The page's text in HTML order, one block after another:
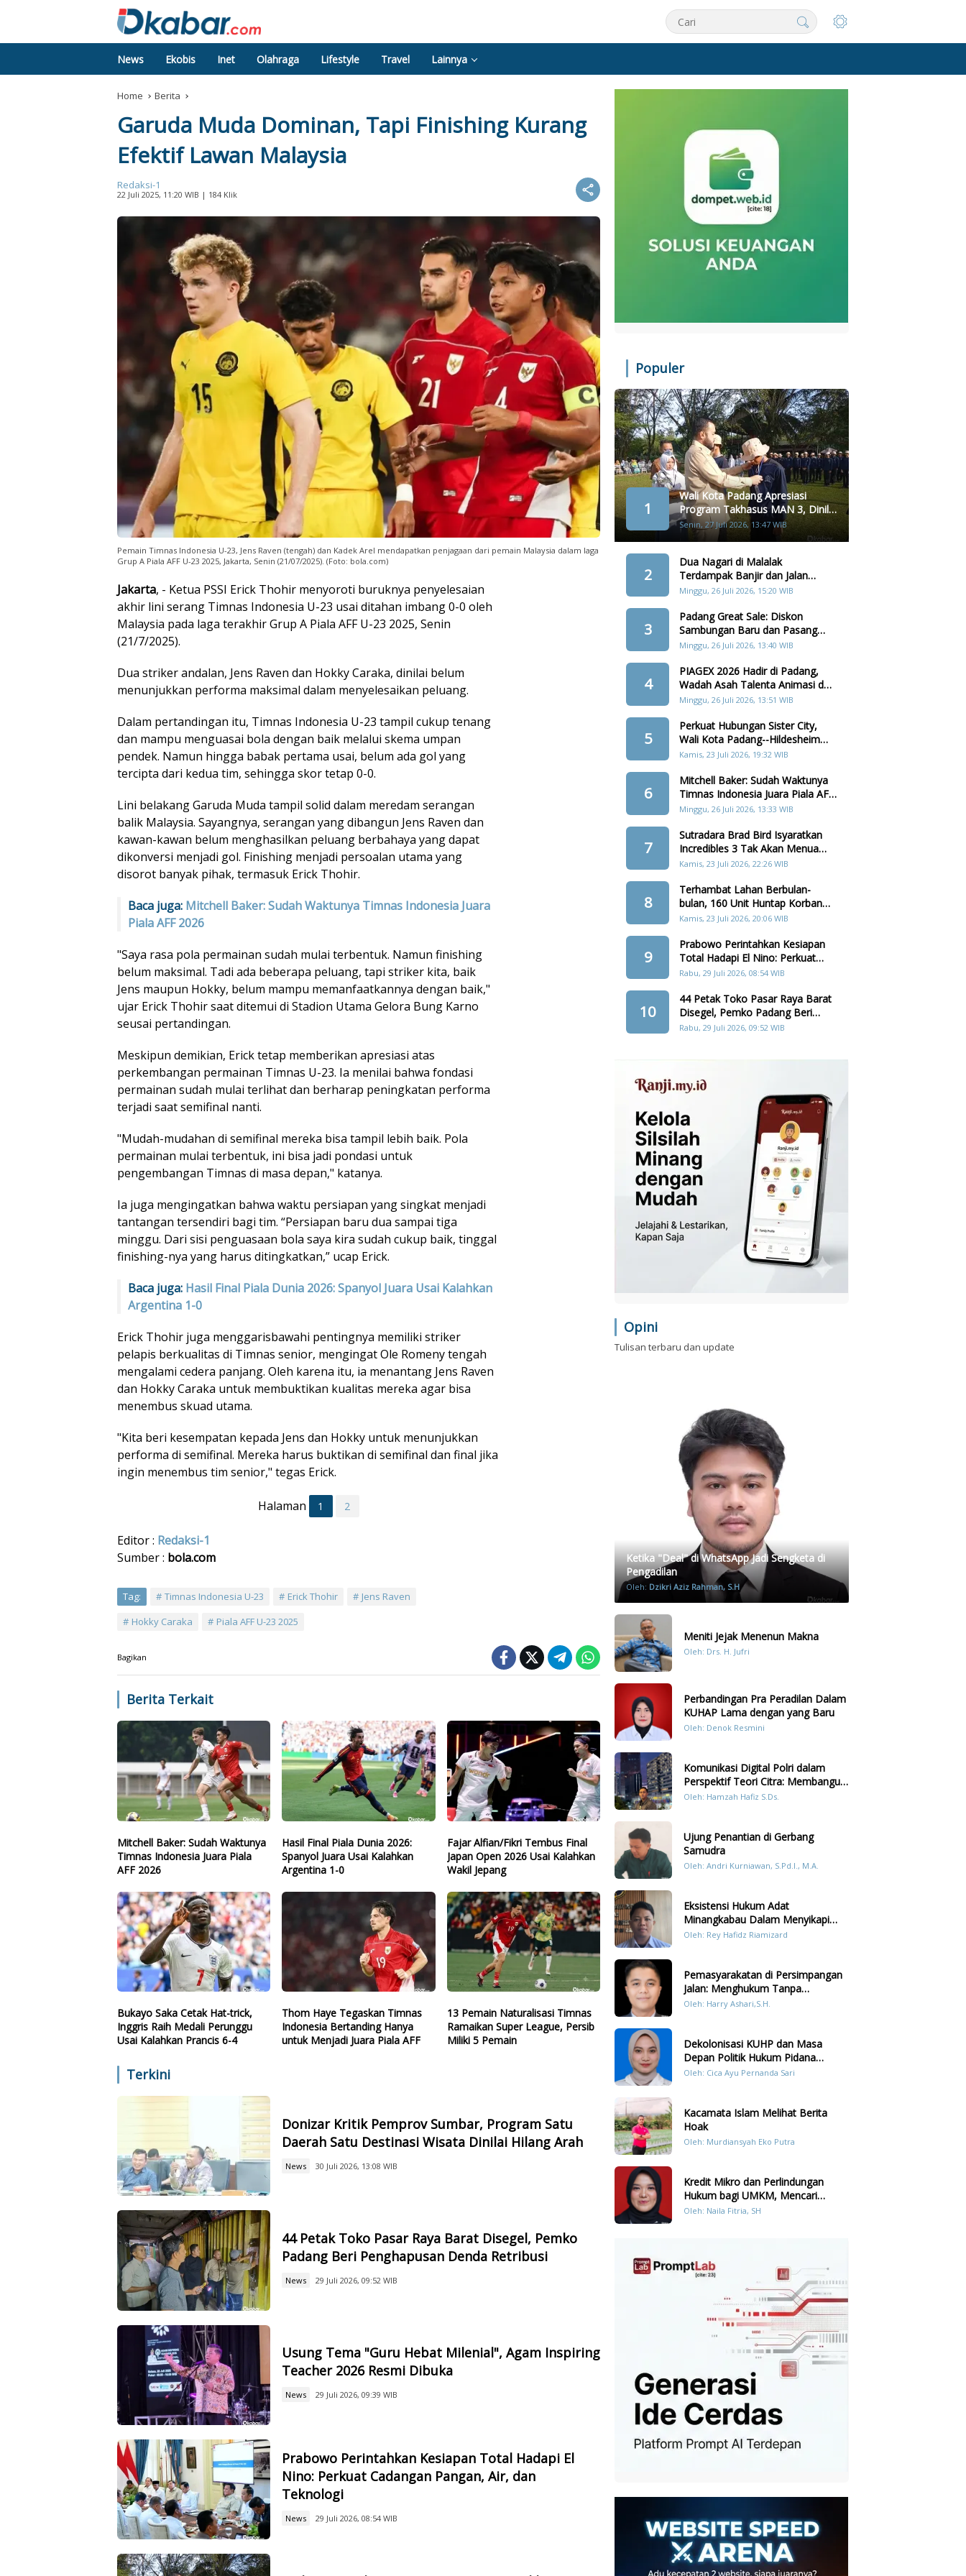
News Ekobis Inet Olahraga Lifestyle Travel Lainnya
Home Berita
Garuda Muda Dominan, Tapi Finishing Kurang
Efektif Lawan Malaysia
Redaksi-1
22 Juli 2025, 11:20 WIB | 184 Klik
Pemain Timnas Indonesia U-23, Jens Raven (tengah) dan Kadek Arel mendapatkan penjagaan dari pemain Malaysia dalam laga
Grup A Piala AFF U-23 2025, Jakarta, Senin (21/07/2025). (Foto: bola.com)
Jakarta, - Ketua PSSI Erick Thohir menyoroti buruknya penyelesaian
akhir lini serang Timnas Indonesia U-23 usai ditahan imbang 0-0 oleh
Malaysia pada laga terakhir Grup A Piala AFF U-23 2025, Senin
(21/7/2025).
Dua striker andalan, Jens Raven dan Hokky Caraka, dinilai belum
menunjukkan performa maksimal dalam menyelesaikan peluang.
Dalam pertandingan itu, Timnas Indonesia U-23 tampil cukup tenang
dan mampu menguasai bola dengan baik melalui skema umpan
pendek. Namun hingga babak pertama usai, belum ada gol yang
tercipta dari kedua tim, sehingga skor tetap 0-0.
Lini belakang Garuda Muda tampil solid dalam meredam serangan
balik Malaysia. Sayangnya, serangan yang dibangun Jens Raven dan
kawan-kawan belum menghasilkan peluang berbahaya yang dapat
dikonversi menjadi gol. Finishing menjadi persoalan utama yang
disorot banyak pihak, termasuk Erick Thohir.
Baca juga: Mitchell Baker: Sudah Waktunya Timnas Indonesia Juara
Piala AFF 2026
"Saya rasa pola permainan sudah mulai terbentuk. Namun finishing
belum maksimal. Tadi ada beberapa peluang, tapi striker kita, baik
Jens maupun Hokky, belum mampu memanfaatkannya dengan baik,"
ujar Erick Thohir saat ditemui di Stadion Utama Gelora Bung Karno
seusai pertandingan.
Meskipun demikian, Erick tetap memberikan apresiasi atas
perkembangan permainan Timnas U-23. Ia menilai bahwa fondasi
permainan sudah mulai terlihat dan berharap peningkatan performa
terjadi saat semifinal nanti.
"Mudah-mudahan di semifinal mereka bisa tampil lebih baik. Pola
permainan mulai terbentuk, ini bisa jadi pondasi untuk
pengembangan Timnas di masa depan," katanya.
Ia juga mengingatkan bahwa waktu persiapan yang singkat menjadi
tantangan tersendiri bagi tim. “Persiapan baru dua sampai tiga
minggu. Dari sisi penguasaan bola saya kira sudah cukup baik, tinggal
finishing-nya yang harus ditingkatkan,” ucap Erick.
Baca juga: Hasil Final Piala Dunia 2026: Spanyol Juara Usai Kalahkan
Argentina 1-0
Erick Thohir juga menggarisbawahi pentingnya memiliki striker
pelapis berkualitas di Timnas senior, mengingat Ole Romeny tengah
mengalami cedera panjang. Oleh karena itu, ia menantang Jens Raven
dan Hokky Caraka untuk membuktikan kualitas mereka agar bisa
menembus skuad utama.
"Kita beri kesempatan kepada Jens dan Hokky untuk menunjukkan
performa di semifinal. Mereka harus buktikan di semifinal dan final jika
ingin menembus tim senior," tegas Erick.
Halaman 1 2
Editor : Redaksi-1
Sumber : bola.com
Tag: Timnas Indonesia U-23 Erick Thohir
Jens Raven
Hokky Caraka
Piala AFF U-23 2025
Bagikan
Berita Terkait
Mitchell Baker: Sudah Waktunya
Timnas Indonesia Juara Piala
AFF 2026
Hasil Final Piala Dunia 2026:
Spanyol Juara Usai Kalahkan
Argentina 1-0
Fajar Alfian/Fikri Tembus Final
Japan Open 2026 Usai Kalahkan
Wakil Jepang
Bukayo Saka Cetak Hat-trick,
Inggris Raih Medali Perunggu
Usai Kalahkan Prancis 6-4
Thom Haye Tegaskan Timnas
Indonesia Bertanding Hanya
untuk Menjadi Juara Piala AFF
13 Pemain Naturalisasi Timnas
Ramaikan Super League, Persib
Miliki 5 Pemain
Terkini
Donizar Kritik Pemprov Sumbar, Program Satu
Daerah Satu Destinasi Wisata Dinilai Hilang Arah
News 30 Juli 2026, 13:08 WIB
44 Petak Toko Pasar Raya Barat Disegel, Pemko
Padang Beri Penghapusan Denda Retribusi
News 29 Juli 2026, 09:52 WIB
Usung Tema "Guru Hebat Milenial", Agam Inspiring
Teacher 2026 Resmi Dibuka
News 29 Juli 2026, 09:39 WIB
Prabowo Perintahkan Kesiapan Total Hadapi El
Nino: Perkuat Cadangan Pangan, Air, dan
Teknologi
News 29 Juli 2026, 08:54 WIB
Populer
1
Wali Kota Padang Apresiasi
Program Takhasus MAN 3, Dinilai
Layak Jadi Contoh Sekolah Lain
Senin, 27 Juli 2026, 13:47 WIB
2
Dua Nagari di Malalak
Terdampak Banjir dan Jalan
Amblas Akibat Hujan Lebat
Minggu, 26 Juli 2026, 15:20 WIB
3
Padang Great Sale: Diskon
Sambungan Baru dan Pasang
Kembali Terbatas 357 Orang
Minggu, 26 Juli 2026, 13:40 WIB
4
PIAGEX 2026 Hadir di Padang,
Wadah Asah Talenta Animasi dan
Teknologi Digital
Minggu, 26 Juli 2026, 13:51 WIB
5
Perkuat Hubungan Sister City,
Wali Kota Padang--Hildesheim
Akan Tanam Pohon di Batang
Kamis, 23 Juli 2026, 19:32 WIB
6
Mitchell Baker: Sudah Waktunya
Timnas Indonesia Juara Piala AFF
2026
Minggu, 26 Juli 2026, 13:33 WIB
7
Sutradara Brad Bird Isyaratkan
Incredibles 3 Tak Akan Menua
Karakter Keluarga Parr
Kamis, 23 Juli 2026, 22:26 WIB
8
Terhambat Lahan Berbulan-
bulan, 160 Unit Huntap Korban
Bencana Agam Kini Menjelang
Kamis, 23 Juli 2026, 20:06 WIB
9
Prabowo Perintahkan Kesiapan
Total Hadapi El Nino: Perkuat
Cadangan Pangan, Air, dan
Rabu, 29 Juli 2026, 08:54 WIB
10
44 Petak Toko Pasar Raya Barat
Disegel, Pemko Padang Beri
Penghapusan Denda Retribusi
Rabu, 29 Juli 2026, 09:52 WIB
Opini
Tulisan terbaru dan update
Ketika "Deal" di WhatsApp Jadi Sengketa di
Pengadilan
Oleh: Dzikri Aziz Rahman, S.H
Meniti Jejak Menenun Makna
Oleh: Drs. H. Jufri
Perbandingan Pra Peradilan Dalam
KUHAP Lama dengan yang Baru
Oleh: Denok Resmini
Komunikasi Digital Polri dalam
Perspektif Teori Citra: Membangun
Kepercayaan Publik Melalui Konten
Oleh: Hamzah Hafiz S.Ds.
Ujung Penantian di Gerbang
Samudra
Oleh: Andri Kurniawan, S.Pd.I., M.A.
Eksistensi Hukum Adat
Minangkabau Dalam Menyikapi
Prilaku LGBT Analisis Perbandingan
Oleh: Rey Hafidz Riamizard
Pemasyarakatan di Persimpangan
Jalan: Menghukum Tanpa
Memulihkan?
Oleh: Harry Ashari,S.H.
Dekolonisasi KUHP dan Masa
Depan Politik Hukum Pidana
Indonesia
Oleh: Cica Ayu Pernanda Sari
Kacamata Islam Melihat Berita
Hoak
Oleh: Murdiansyah Eko Putra
Kredit Mikro dan Perlindungan
Hukum bagi UMKM, Mencari
Keseimbangan antara Risiko dan
Oleh: Naila Fitria, SH